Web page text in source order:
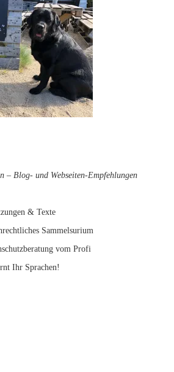
– Blog- und Webseiten-Empfehlungen
& Texte
Sammelsurium
vom Profi
Ihr Sprachen!